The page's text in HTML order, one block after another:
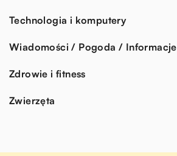
Technologia i komputery
Wiadomości / Pogoda / Informacje
Zdrowie i fitness
Zwierzęta